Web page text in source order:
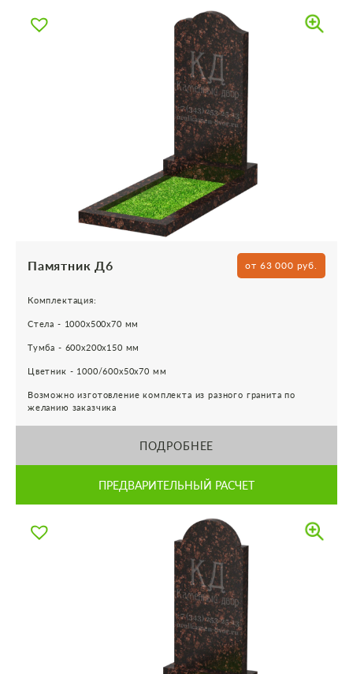
Памятник Д6 от 63 000 руб.
Комплектация:
Стела - 1000х500х70 мм
Тумба - 600х200х150 мм
Цветник - 1000/600х50х70 мм
Возможно изготовление комплекта из разного гранита по
желанию заказчика
ПОДРОБНЕЕ
ПРЕДВАРИТЕЛЬНЫЙ РАСЧЕТ